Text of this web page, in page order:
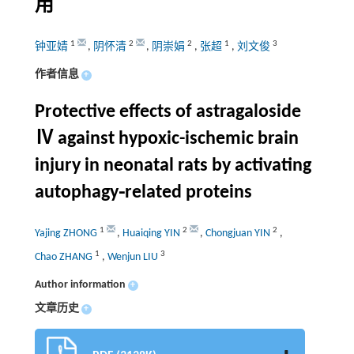
用
钟亚婧 1 , 阴怀清 2 , 阴崇娟 2 , 张超 1 , 刘文俊 3
作者信息 +
Protective effects of astragaloside
Ⅳ against hypoxic-ischemic brain
injury in neonatal rats by activating
autophagy⁃related proteins
Yajing ZHONG 1 , Huaiqing YIN 2 , Chongjuan YIN 2 ,
Chao ZHANG 1 , Wenjun LIU 3
Author information +
文章历史 +